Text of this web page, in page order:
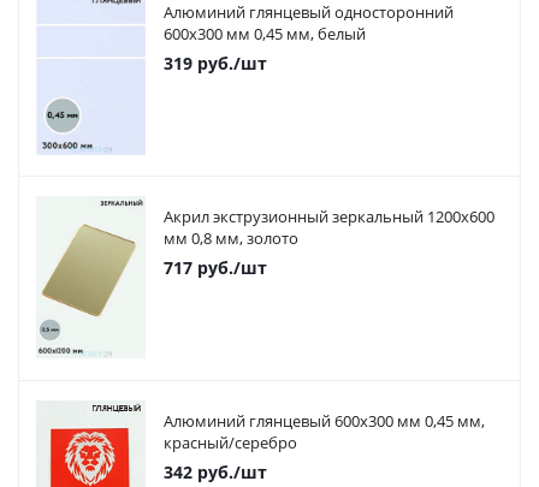
Алюминий глянцевый односторонний
600х300 мм 0,45 мм, белый
319 руб./шт
Акрил экструзионный зеркальный 1200х600
мм 0,8 мм, золото
717 руб./шт
Алюминий глянцевый 600х300 мм 0,45 мм,
красный/серебро
342 руб./шт